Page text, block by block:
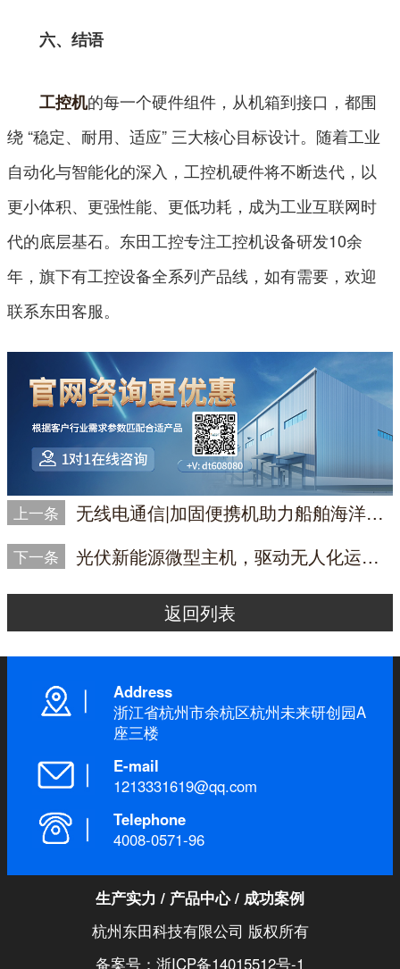
六、结语
工控机的每一个硬件组件，从机箱到接口，都围
绕 “稳定、耐用、适应” 三大核心目标设计。随着工业
自动化与智能化的深入，工控机硬件将不断迭代，以
更小体积、更强性能、更低功耗，成为工业互联网时
代的底层基石。东田工控专注工控机设备研发10余
年，旗下有工控设备全系列产品线，如有需要，欢迎
联系东田客服。
上一条 无线电通信|加固便携机助力船舶海洋通信基站稳定运行
下一条 光伏新能源微型主机，驱动无人化运维新时代
返回列表
Address
浙江省杭州市余杭区杭州未来研创园A
座三楼
E-mail
1213331619@qq.com
Telephone
4008-0571-96
生产实力 / 产品中心/ 成功案例
杭州东田科技有限公司 版权所有
备案号：浙ICP备14015512号-1